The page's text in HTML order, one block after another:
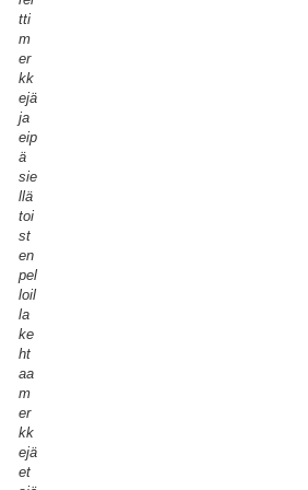
tti
m
er
kk
ejä
ja
eip
ä
sie
llä
toi
st
en
pel
loil
la
ke
ht
aa
m
er
kk
ejä
et